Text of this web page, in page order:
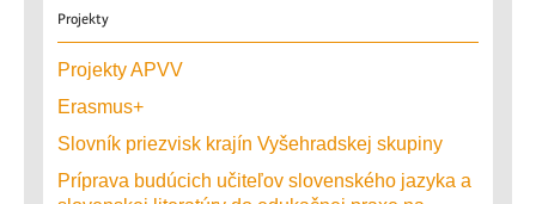
Projekty
Projekty APVV
Erasmus+
Slovník priezvisk krajín Vyšehradskej skupiny
Príprava budúcich učiteľov slovenského jazyka a